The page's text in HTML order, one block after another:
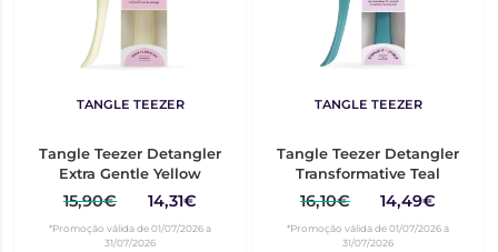
TANGLE TEEZER
Tangle Teezer Detangler
Extra Gentle Yellow
15,90€ 14,31€
*Promoção válida de 01/07/2026 a
31/07/2026
TANGLE TEEZER
Tangle Teezer Detangler
Transformative Teal
16,10€ 14,49€
*Promoção válida de 01/07/2026 a
31/07/2026